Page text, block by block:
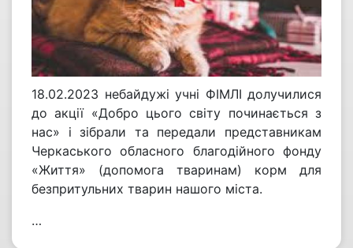
18.02.2023 небайдужі учні ФІМЛІ долучилися
до акції «Добро цього світу починається з
нас» і зібрали та передали представникам
Черкаського обласного благодійного фонду
«Життя» (допомога тваринам) корм для
безпритульних тварин нашого міста.
…